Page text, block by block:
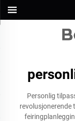
Personlig